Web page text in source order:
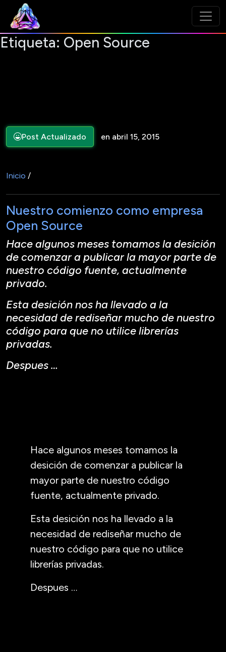
Etiqueta: Open Source
Post Actualizado en abril 15, 2015
Inicio /
Nuestro comienzo como empresa
Open Source
Hace algunos meses tomamos la desición
de comenzar a publicar la mayor parte de
nuestro código fuente, actualmente
privado.
Esta desición nos ha llevado a la
necesidad de rediseñar mucho de nuestro
código para que no utilice librerías
privadas.
Despues …
Hace algunos meses tomamos la
desición de comenzar a publicar la
mayor parte de nuestro código
fuente, actualmente privado.
Esta desición nos ha llevado a la
necesidad de rediseñar mucho de
nuestro código para que no utilice
librerías privadas.
Despues …